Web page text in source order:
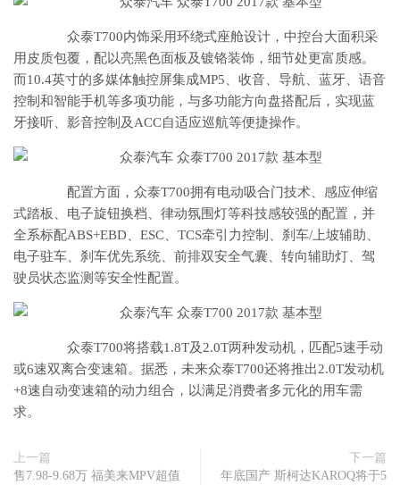
众泰T700内饰采用环绕式座舱设计，中控台大面积采
用皮质包覆，配以亮黑色面板及镀铬装饰，细节处更富质感。
而10.4英寸的多媒体触控屏集成MP5、收音、导航、蓝牙、语音
控制和智能手机等多项功能，与多功能方向盘搭配后，实现蓝
牙接听、影音控制及ACC自适应巡航等便捷操作。
配置方面，众泰T700拥有电动吸合门技术、感应伸缩
式踏板、电子旋钮换档、律动氛围灯等科技感较强的配置，并
全系标配ABS+EBD、ESC、TCS牵引力控制、刹车/上坡辅助、
电子驻车、刹车优先系统、前排双安全气囊、转向辅助灯、驾
驶员状态监测等安全性配置。
众泰T700将搭载1.8T及2.0T两种发动机，匹配5速手动
或6速双离合变速箱。据悉，未来众泰T700还将推出2.0T发动机
+8速自动变速箱的动力组合，以满足消费者多元化的用车需
求。
上一篇
售7.98-9.68万 福美来MPV超值
下一篇
年底国产 斯柯达KAROQ将于5